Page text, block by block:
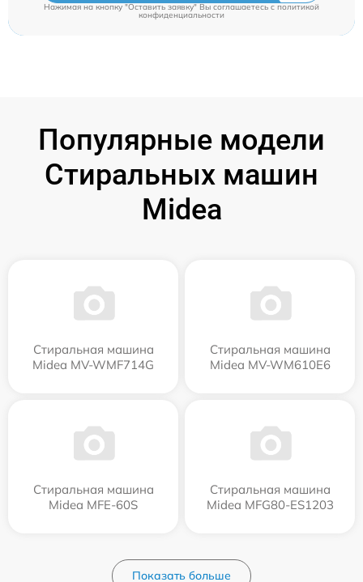
Нажимая на кнопку "Оставить заявку" Вы соглашаетесь cполитикой
конфиденциальности
Популярные модели
Стиральных машин
Midea
Стиральная машина
Midea MV-WMF714G
Стиральная машина
Midea MV-WM610E6
Стиральная машина
Midea MFE-60S
Стиральная машина
Midea MFG80-ES1203
Показать больше